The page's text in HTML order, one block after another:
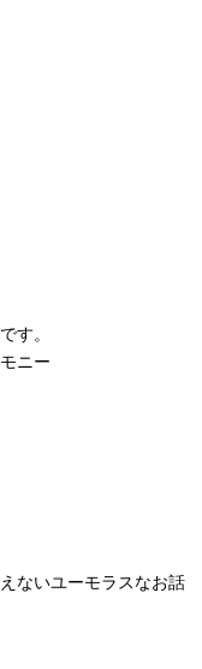
す。
ニー
ないユーモラスなお話